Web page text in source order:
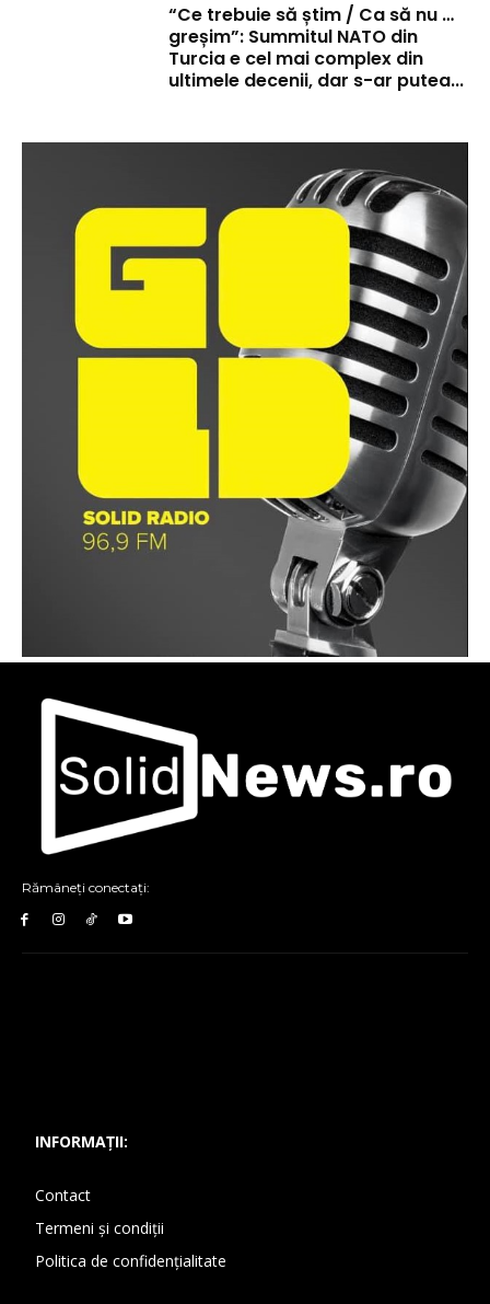
“Ce trebuie să știm / Ca să nu …
greșim”: Summitul NATO din
Turcia e cel mai complex din
ultimele decenii, dar s-ar putea...
Rămâneți conectați:
INFORMAȚII:
Contact
Termeni și condiții
Politica de confidențialitate